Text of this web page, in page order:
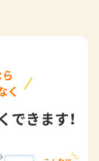
く
できます！